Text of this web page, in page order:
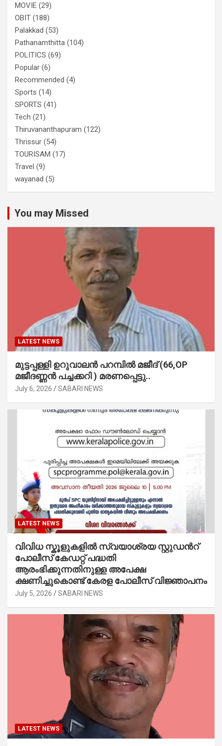
MOVIE (29)
OBIT (188)
Palakkad (53)
Pathanamthitta (104)
POLITICS (69)
Popular (6)
Recommended (4)
Sports (14)
SPORTS (41)
Tech (21)
Thiruvananthapuram (122)
Thrissur (54)
TOURISAM (17)
Travel (9)
wayanad (5)
You may Missed
LATEST NEWS
മുട്ടപ്പള്ളി ഉറുവാലൻ പറമ്പിൽ മജീദ് (66,OP
മജീദണ്ണൻ പച്ചക്കറി ) മരണപ്പെട്ടു..
July 6, 2026 SABARI NEWS
LATEST NEWS
വിവിധ സ്കൂളുകളില്‍ സ്വയാശ്രയ സ്റ്റുഡന്‍റ്
പോലീസ് കേഡറ്റ് പദ്ധതി
ആരംഭിക്കുന്നതിനുള്ള അപേക്ഷ
ക്ഷണിച്ചുകൊണ്ട് കേരള പോലീസ് വിജ്ഞാപനം
July 5, 2026 SABARI NEWS
LATEST NEWS